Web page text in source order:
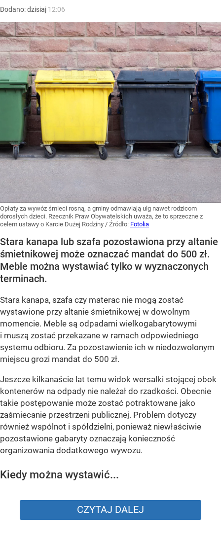
Dodano:dzisiaj 12:06
Opłaty za wywóz śmieci rosną, a gminy odmawiają ulg nawet rodzicom
dorosłych dzieci. Rzecznik Praw Obywatelskich uważa, że to sprzeczne z
celem ustawy o Karcie Dużej Rodziny / Źródło: Fotolia
Stara kanapa lub szafa pozostawiona przy altanie
śmietnikowej może oznaczać mandat do 500 zł.
Meble można wystawiać tylko w wyznaczonych
terminach.
Stara kanapa, szafa czy materac nie mogą zostać
wystawione przy altanie śmietnikowej w dowolnym
momencie. Meble są odpadami wielkogabarytowymi
i muszą zostać przekazane w ramach odpowiedniego
systemu odbioru. Za pozostawienie ich w niedozwolonym
miejscu grozi mandat do 500 zł.
Jeszcze kilkanaście lat temu widok wersalki stojącej obok
kontenerów na odpady nie należał do rzadkości. Obecnie
takie postępowanie może zostać potraktowane jako
zaśmiecanie przestrzeni publicznej. Problem dotyczy
również wspólnot i spółdzielni, ponieważ niewłaściwie
pozostawione gabaryty oznaczają konieczność
organizowania dodatkowego wywozu.
Kiedy można wystawić...
CZYTAJ DALEJ